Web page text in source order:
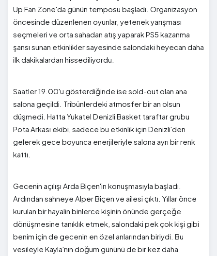
Up Fan Zone'da günün temposu başladı. Organizasyon
öncesinde düzenlenen oyunlar, yetenek yarışması
seçmeleri ve orta sahadan atış yaparak PS5 kazanma
şansı sunan etkinlikler sayesinde salondaki heyecan daha
ilk dakikalardan hissediliyordu.
Saatler 19.00'u gösterdiğinde ise sold-out olan ana
salona geçildi. Tribünlerdeki atmosfer bir an olsun
düşmedi. Hatta Yukatel Denizli Basket taraftar grubu
Pota Arkası ekibi, sadece bu etkinlik için Denizli'den
gelerek gece boyunca enerjileriyle salona ayrı bir renk
kattı.
Gecenin açılışı Arda Biçen'in konuşmasıyla başladı.
Ardından sahneye Alper Biçen ve ailesi çıktı. Yıllar önce
kurulan bir hayalin binlerce kişinin önünde gerçeğe
dönüşmesine tanıklık etmek, salondaki pek çok kişi gibi
benim için de gecenin en özel anlarından biriydi. Bu
vesileyle Kayla'nın doğum gününü de bir kez daha